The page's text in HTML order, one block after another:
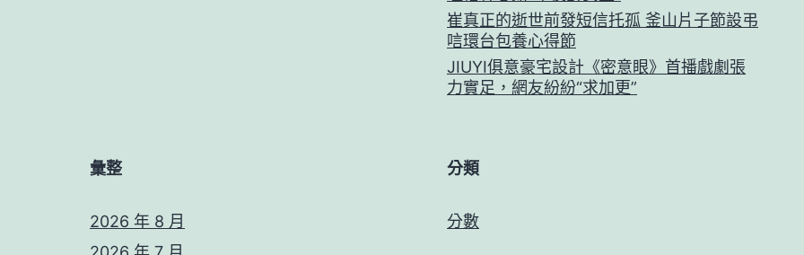
崔真正的逝世前發短信托孤 釜山片子節設弔
唁環台包養心得節
JIUYI俱意豪宅設計《密意眼》首播戲劇張
力實足，網友紛紛“求加更”
彙整
2026 年 8 月
分類
分數